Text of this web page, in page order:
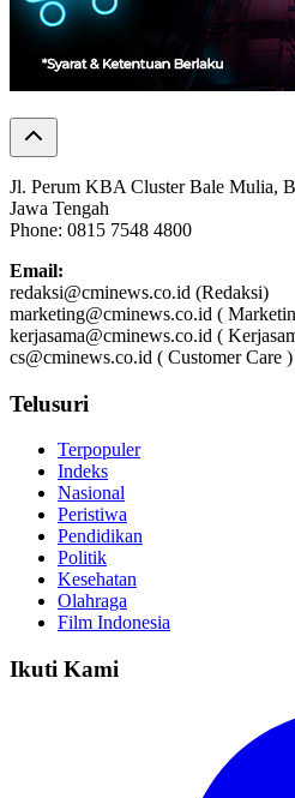
Jl. Perum KBA Cluster Bale Mulia,
Jawa Tengah
Phone: 0815 7548 4800
Email:
redaksi@cminews.co.id (Redaksi)
marketing@cminews.co.id (
kerjasama@cminews.co.id (
cs@cminews.co.id ( Customer Care )
Telusuri
Terpopuler
Indeks
Nasional
Peristiwa
Pendidikan
Politik
Kesehatan
Olahraga
Film Indonesia
Ikuti Kami